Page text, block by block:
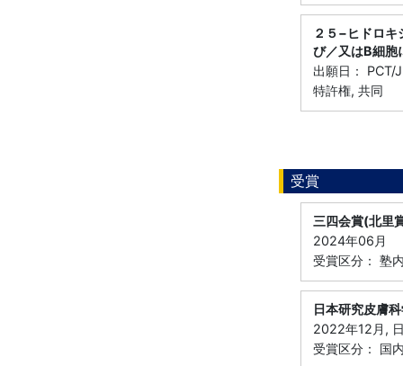
２５−ヒドロキ
び／又はB細胞
出願日：
特許権, 共同
受賞
三四会賞(北里
2024年06月
受賞区分： 塾
日本研究皮膚
2022年12月,
受賞区分： 国